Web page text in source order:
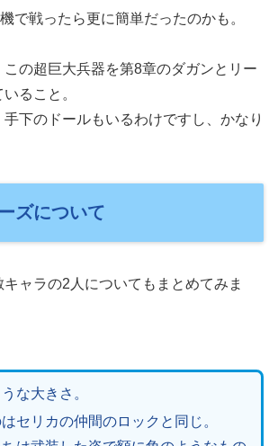
で戦ったら更に簡単だったのかも。
の超巨大兵器を第8章のダガンとリー
ること。
下のドールもいるわけですし、かなり
ズについて
ャラの2人についてもまとめてみま
な大きさ。
セリカの仲間のロックと同じ。